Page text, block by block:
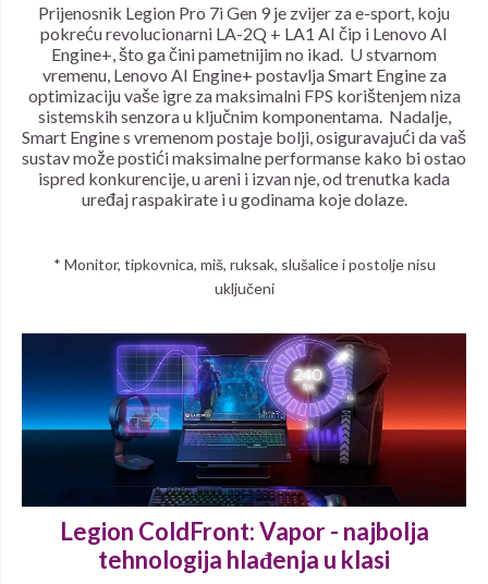
Prijenosnik Legion Pro 7i Gen 9 je zvijer za e-sport, koju
pokreću revolucionarni LA-2Q + LA1 AI čip i Lenovo AI
Engine+, što ga čini pametnijim no ikad. U stvarnom
vremenu, Lenovo AI Engine+ postavlja Smart Engine za
optimizaciju vaše igre za maksimalni FPS korištenjem niza
sistemskih senzora u ključnim komponentama. Nadalje,
Smart Engine s vremenom postaje bolji, osiguravajući da vaš
sustav može postići maksimalne performanse kako bi ostao
ispred konkurencije, u areni i izvan nje, od trenutka kada
uređaj raspakirate i u godinama koje dolaze.
* Monitor, tipkovnica, miš, ruksak, slušalice i postolje nisu
uključeni
Legion ColdFront: Vapor - najbolja
tehnologija hlađenja u klasi